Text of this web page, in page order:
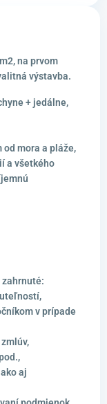
na prvom
výstavba.
+ jedálne,
od mora a pláže,
a všetkého
v prípade
aj